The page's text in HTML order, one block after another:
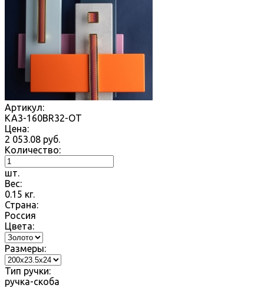
Артикул:
KA3-160BR32-OT
Цена:
2 053.08 руб.
Количество:
шт.
Вес:
0.15 кг.
Страна:
Россия
Цвета:
Размеры:
Тип ручки:
ручка-скоба